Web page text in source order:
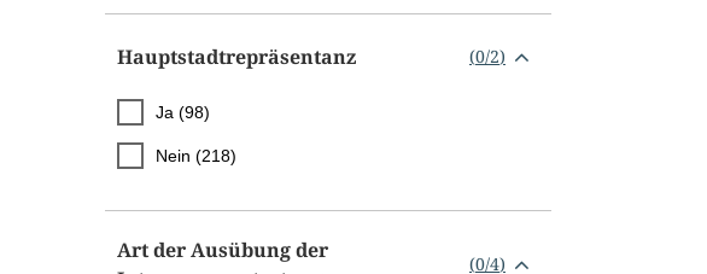
Hauptstadtrepräsentanz (0/2)
Ja (98)
Nein (218)
Art der Ausübung der
(0/4)